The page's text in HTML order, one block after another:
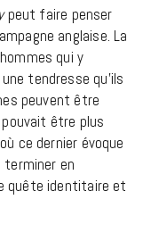
peut faire penser
anglaise. La
qui y
tendresse qu’ils
peuvent être
être plus
ce dernier évoque
en
quête identitaire et